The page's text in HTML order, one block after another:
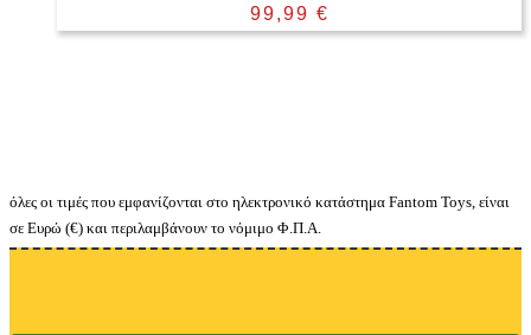
99,99 €
όλες οι τιμές που εμφανίζονται στο ηλεκτρονικό κατάστημα Fantom Toys, είναι
σε Ευρώ (€) και περιλαμβάνουν το νόμιμο Φ.Π.Α.